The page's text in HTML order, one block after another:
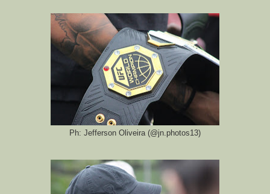
Ph: Jefferson Oliveira (@jn.photos13)